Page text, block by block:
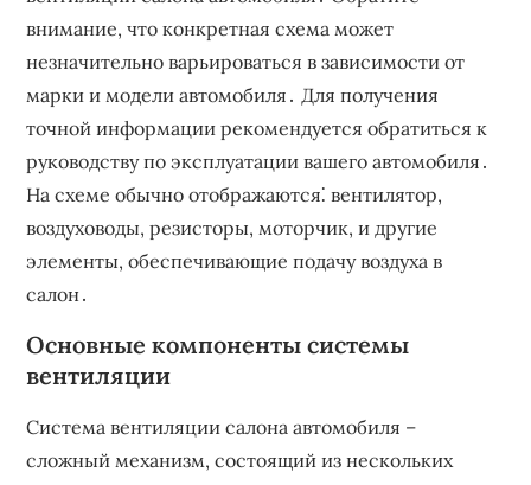
внимание, что конкретная схема может
незначительно варьироваться в зависимости от
марки и модели автомобиля․ Для получения
точной информации рекомендуется обратиться к
руководству по эксплуатации вашего автомобиля․
На схеме обычно отображаются⁚ вентилятор,
воздуховоды, резисторы, моторчик, и другие
элементы, обеспечивающие подачу воздуха в
салон․
Основные компоненты системы
вентиляции
Система вентиляции салона автомобиля –
сложный механизм, состоящий из нескольких